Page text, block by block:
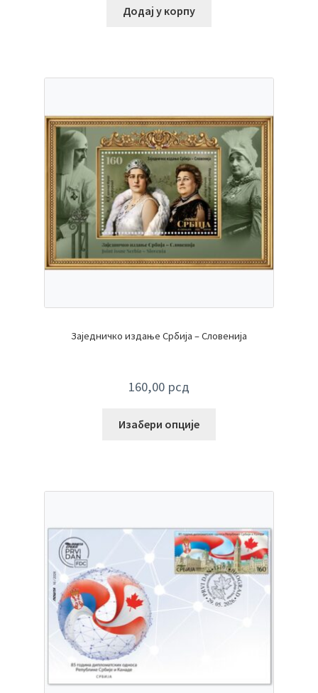
Додај у корпу
Заједничко издање Србија – Словенија
160,00 рсд
Изабери опције